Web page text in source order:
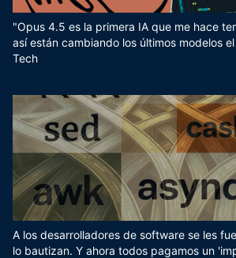
"Opus 4.5 es la primera IA que me hace
así están cambiando los últimos modelos
Tech
A los desarrolladores de software se les
lo bautizan. Y ahora todos pagamos un